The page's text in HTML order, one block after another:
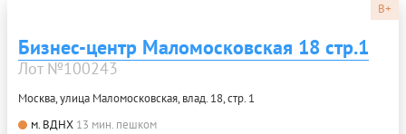
B+
Бизнес-центр Маломосковская 18 стр.1
Лот №100243
Москва, улица Маломосковская, влад. 18, стр. 1
м. ВДНХ 13 мин. пешком